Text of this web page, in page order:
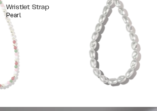
Wristlet Strap
Pearl